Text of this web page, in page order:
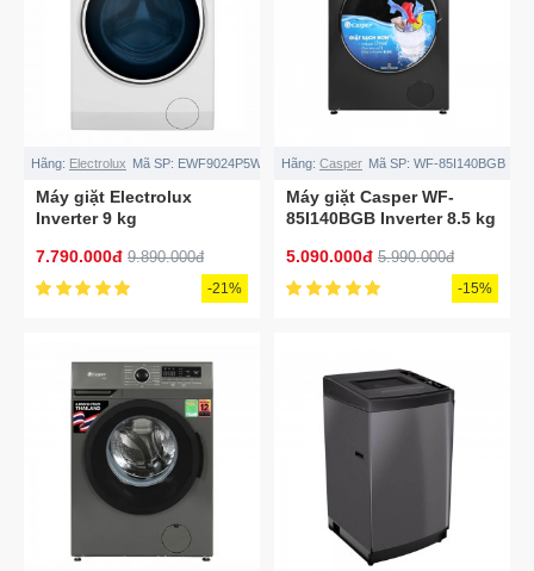
Hãng: Electrolux Mã SP: EWF9024P5WB
Máy giặt Electrolux
Inverter 9 kg
7.790.000đ 9.890.000đ
-21%
Hãng: Casper Mã SP: WF-85I140BGB
Máy giặt Casper WF-
85I140BGB Inverter 8.5 kg
5.090.000đ 5.990.000đ
-15%